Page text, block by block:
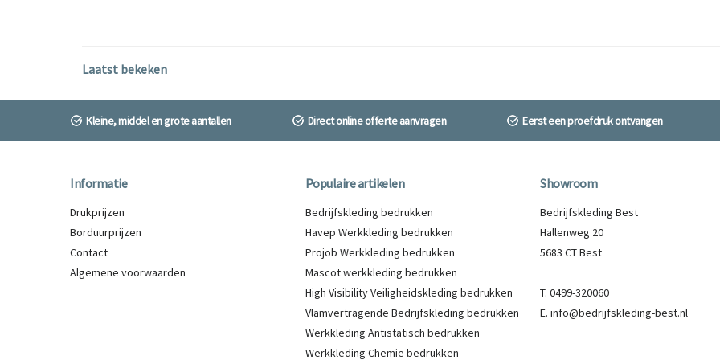
Laatst bekeken
Kleine, middel en grote aantallen Direct online offerte aanvragen Eerst een proefdruk ontvangen
Informatie
Drukprijzen
Borduurprijzen
Contact
Algemene voorwaarden
Populaire artikelen
Bedrijfskleding bedrukken
Havep Werkkleding bedrukken
Projob Werkkleding bedrukken
Mascot werkkleding bedrukken
High Visibility Veiligheidskleding bedrukken
Vlamvertragende Bedrijfskleding bedrukken
Werkkleding Antistatisch bedrukken
Werkkleding Chemie bedrukken
Showroom
Bedrijfskleding Best
Hallenweg 20
5683 CT Best
T. 0499-320060
E. info@bedrijfskleding-best.nl